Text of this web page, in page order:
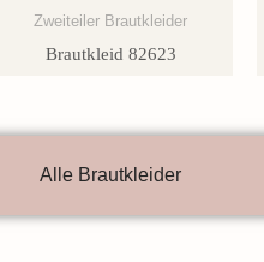
Zweiteiler Brautkleider
Brautkleid 82623
Alle Brautkleider